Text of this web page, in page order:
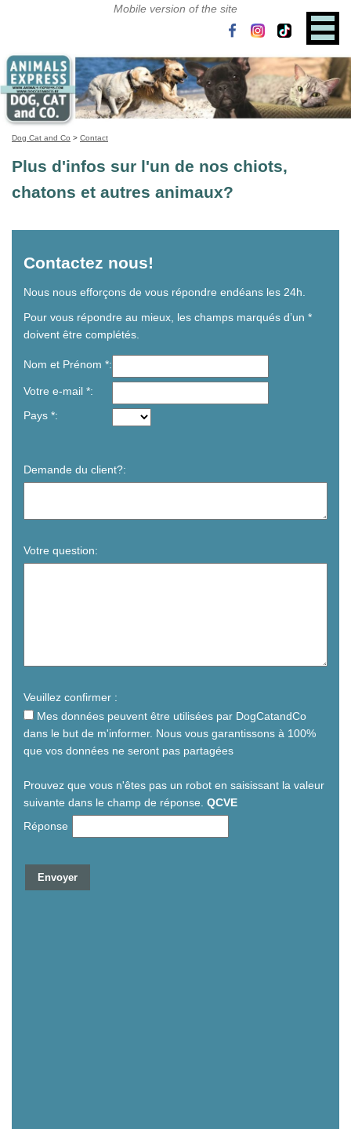
Dog Cat and Co > Contact
Plus d'infos sur l'un de nos chiots,
chatons et autres animaux?
Contactez nous!
Nous nous efforçons de vous répondre endéans les 24h.
Pour vous répondre au mieux, les champs marqués d’un *
doivent être complétés.
Nom et Prénom
Votre e-mail
Pays
Demande du client?
Votre question
Veuillez confirmer :
Mes données peuvent être utilisées par DogCatandCo
dans le but de m'informer. Nous vous garantissons à 100%
que vos données ne seront pas partagées
Prouvez que vous n'êtes pas un robot en saisissant la valeur
suivante dans le champ de réponse. QCVE
Réponse